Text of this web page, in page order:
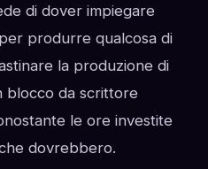
di dover impiegare
produrre qualcosa di
la produzione di
blocco da scrittore
le ore investite
dovrebbero.